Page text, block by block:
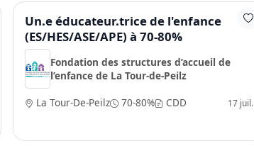
Un.e éducateur.trice de l'enfance
(ES/HES/ASE/APE) à 70-80%
Fondation des structures d’accueil de
l’enfance de La Tour-de-Peilz
La Tour-De-Peilz
70-80% CDD 17 juil.